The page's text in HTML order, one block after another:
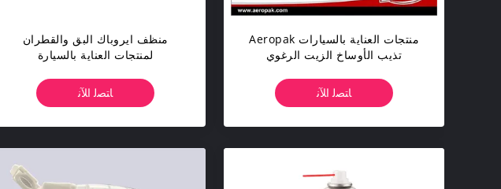
منتجات العناية بالسيارات Aeropak
تذيب الأوساخ الزيت الرغوي
ﺎﺘﺼﻟ ﺍﻶﻧ
منظف ​​ايروباك البق والقطران
لمنتجات العناية بالسيارة
ﺎﺘﺼﻟ ﺍﻶﻧ